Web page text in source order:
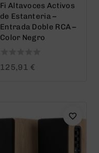
Fi Altavoces Activos
de Estanteria –
Entrada Doble RCA –
Color Negro
0125,91 €